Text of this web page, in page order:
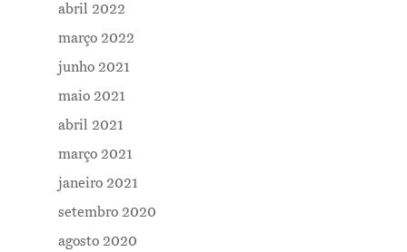
abril 2022
março 2022
junho 2021
maio 2021
abril 2021
março 2021
janeiro 2021
setembro 2020
agosto 2020